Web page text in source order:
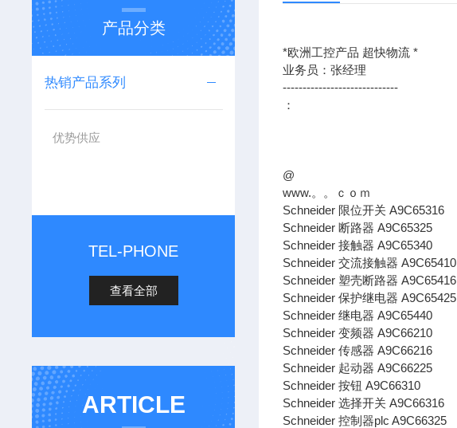
产品分类
热销产品系列
优势供应
TEL-PHONE
查看全部
ARTICLE
*欧洲工控产品 超快物流 *
业务员：张经理
-----------------------------
：
@
www.。。ｃｏｍ
Schneider 限位开关 A9C65316
Schneider 断路器 A9C65325
Schneider 接触器 A9C65340
Schneider 交流接触器 A9C65410
Schneider 塑壳断路器 A9C65416
Schneider 保护继电器 A9C65425
Schneider 继电器 A9C65440
Schneider 变频器 A9C66210
Schneider 传感器 A9C66216
Schneider 起动器 A9C66225
Schneider 按钮 A9C66310
Schneider 选择开关 A9C66316
Schneider 控制器plc A9C66325